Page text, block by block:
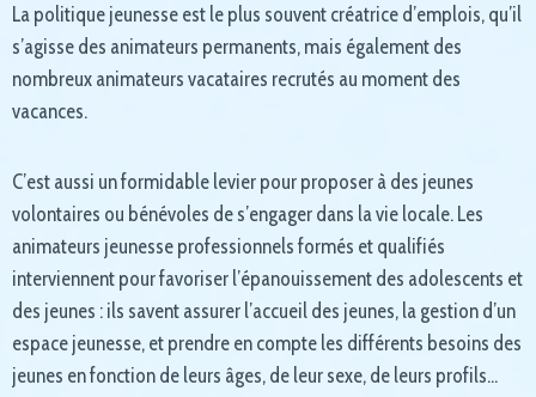
La politique jeunesse est le plus souvent créatrice d’emplois, qu’il
s’agisse des animateurs permanents, mais également des
nombreux animateurs vacataires recrutés au moment des
vacances.
C’est aussi un formidable levier pour proposer à des jeunes
volontaires ou bénévoles de s’engager dans la vie locale. Les
animateurs jeunesse professionnels formés et qualifiés
interviennent pour favoriser l’épanouissement des adolescents et
des jeunes : ils savent assurer l’accueil des jeunes, la gestion d’un
espace jeunesse, et prendre en compte les différents besoins des
jeunes en fonction de leurs âges, de leur sexe, de leurs profils…